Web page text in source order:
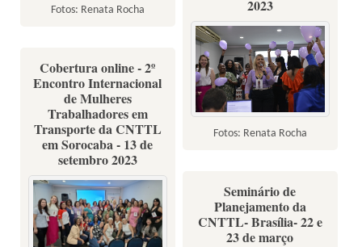
Fotos: Renata Rocha
2023
Fotos: Renata Rocha
Cobertura online - 2º
Encontro Internacional
de Mulheres
Trabalhadores em
Transporte da CNTTL
em Sorocaba - 13 de
setembro 2023
Seminário de
Planejamento da
CNTTL- Brasília- 22 e
23 de março